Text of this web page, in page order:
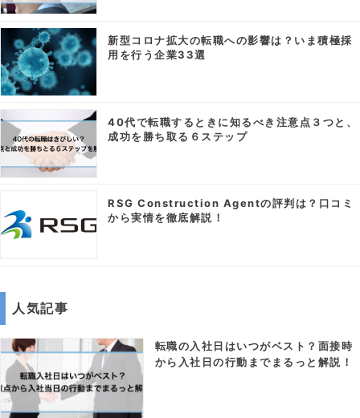
新型コロナ拡大の転職への影響は？いま積極採
用を行う企業33選
40代で転職するときに知るべき注意点３つと、
成功を勝ち取る６ステップ
RSG Construction Agentの評判は？口コミ
から実情を徹底解説！
人気記事
転職の入社日はいつがベスト？面接時
から入社日の行動までまるっと解説！